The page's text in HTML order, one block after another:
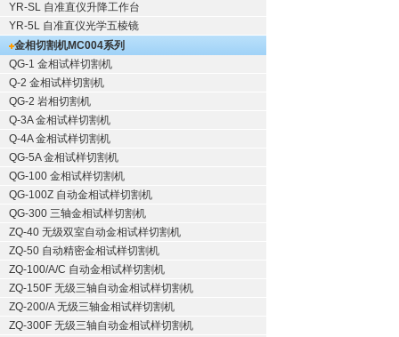
YR-SL 自准直仪升降工作台
YR-5L 自准直仪光学五棱镜
金相切割机MC004系列
QG-1 金相试样切割机
Q-2 金相试样切割机
QG-2 岩相切割机
Q-3A 金相试样切割机
Q-4A 金相试样切割机
QG-5A 金相试样切割机
QG-100 金相试样切割机
QG-100Z 自动金相试样切割机
QG-300 三轴金相试样切割机
ZQ-40 无级双室自动金相试样切割机
ZQ-50 自动精密金相试样切割机
ZQ-100/A/C 自动金相试样切割机
ZQ-150F 无级三轴自动金相试样切割机
ZQ-200/A 无级三轴金相试样切割机
ZQ-300F 无级三轴自动金相试样切割机